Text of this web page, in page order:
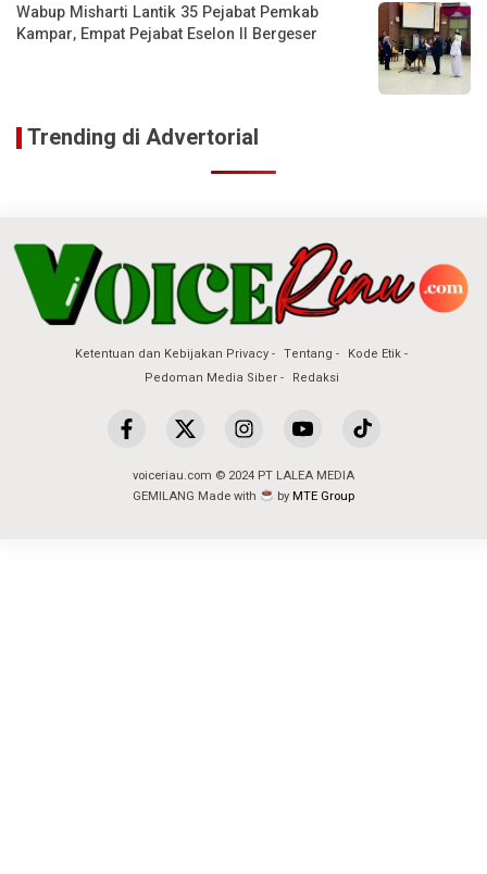
Wabup Misharti Lantik 35 Pejabat Pemkab
Kampar, Empat Pejabat Eselon II Bergeser
Trending di Advertorial
Ketentuan dan Kebijakan Privacy Tentang
Kode Etik
Pedoman Media Siber
Redaksi
voiceriau.com © 2024 PT LALEA MEDIA
GEMILANG Made with
by MTE Group